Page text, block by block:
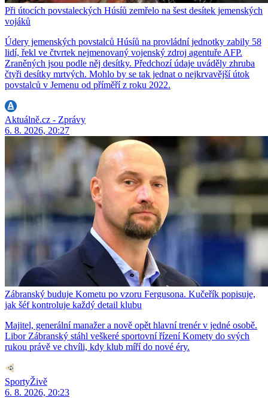
Při útocích povstaleckých Húsíů zemřelo na šest desítek jemenských
vojáků
Údery jemenských povstalců Húsíů na provládní jednotky zabily 58
lidí, řekl ve čtvrtek nejmenovaný vojenský zdroj agentuře AFP.
Zraněných jsou podle něj desítky. Předchozí údaje uváděly zhruba
čtyři desítky mrtvých. Mohlo by se tak jednat o nejkrvavější útok
povstalců v Jemenu od příměří z roku 2022.
Aktuálně.cz - Zprávy
6. 8. 2026, 20:27
Zábranský buduje Kometu po vzoru Fergusona. Kučeřík popisuje,
jak šéf kontroluje každý detail klubu
Majitel, generální manažer a nově opět hlavní trenér v jedné osobě.
Libor Zábranský stáhl veškeré sportovní řízení Komety do svých
rukou právě ve chvíli, kdy klub míří do nové éry.
SportyŽivě
6. 8. 2026, 20:23